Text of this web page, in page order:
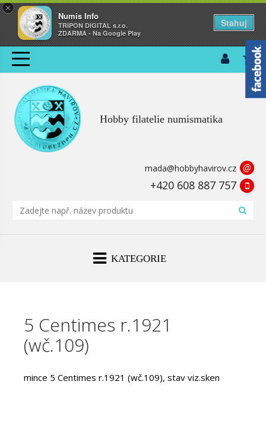
×
Numis Info
TRIPON DIGITAL s.r.o.
ZDARMA - Na Google Play
Stahuj
Hobby filatelie numismatika
mada@hobbyhavirov.cz @
+420 608 887 757
KATEGORIE
5 Centimes r.1921
(wč.109)
mince 5 Centimes r.1921 (wč.109), stav viz.sken